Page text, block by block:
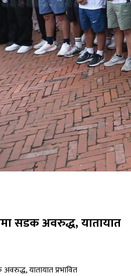
सडक अवरुद्ध, यातायात